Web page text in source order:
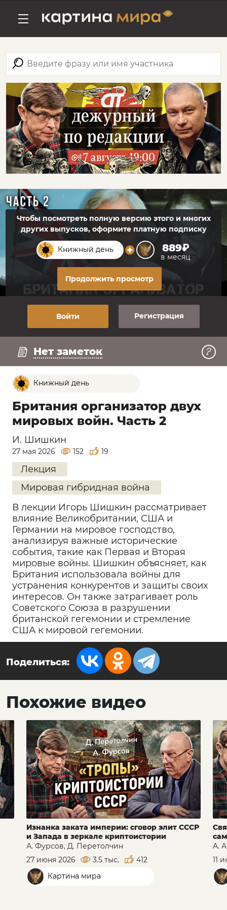
Чтобы посмотреть полную версию этого и многих
других выпусков, оформите платную подписку
Книжный день 889₽
в месяц
Продолжить просмотр
Войти Регистрация
Нет заметок
Книжный день
Британия организатор двух
мировых войн. Часть 2
И. Шишкин
27 мая 2026 152 19
Лекция
Мировая гибридная война
В лекции Игорь Шишкин рассматривает
влияние Великобритании, США и
Германии на мировое господство,
анализируя важные исторические
события, такие как Первая и Вторая
мировые войны. Шишкин объясняет, как
Британия использовала войны для
устранения конкурентов и защиты своих
интересов. Он также затрагивает роль
Советского Союза в разрушении
британской гегемонии и стремление
США к мировой гегемонии.
Поделиться:
Похожие видео
Изнанка заката империи: сговор элит СССР
и Запада в зеркале криптоистории
А. Фурсов, Д. Перетолчин
27 июня 2026
3.5 тыс.
412
Картина мира
А.
11